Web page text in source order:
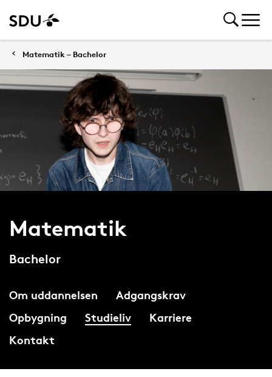
Matematik – Bachelor
Matematik
Bachelor
Om uddannelsen
Adgangskrav
Opbygning
Studieliv
Karriere
Kontakt